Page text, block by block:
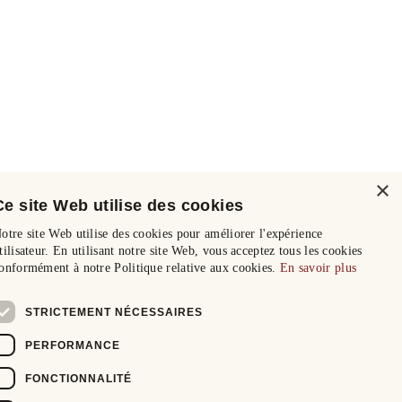
×
site Web utilise des cookies
site Web utilise des cookies pour améliorer l'expérience
En utilisant notre site Web, vous acceptez tous les cookies
à notre Politique relative aux cookies. En savoir plus
STRICTEMENT NÉCESSAIRES
PERFORMANCE
FONCTIONNALITÉ